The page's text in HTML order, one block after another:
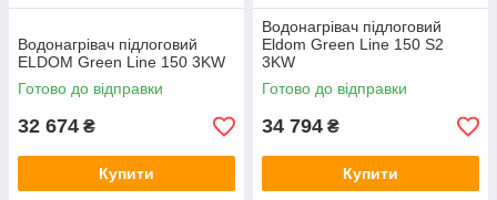
Водонагрівач підлоговий
ELDOM Green Line 150 3KW
Готово до відправки
32 674 ₴
Купити
Водонагрівач підлоговий
Eldom Green Line 150 S2
3KW
Готово до відправки
34 794 ₴
Купити